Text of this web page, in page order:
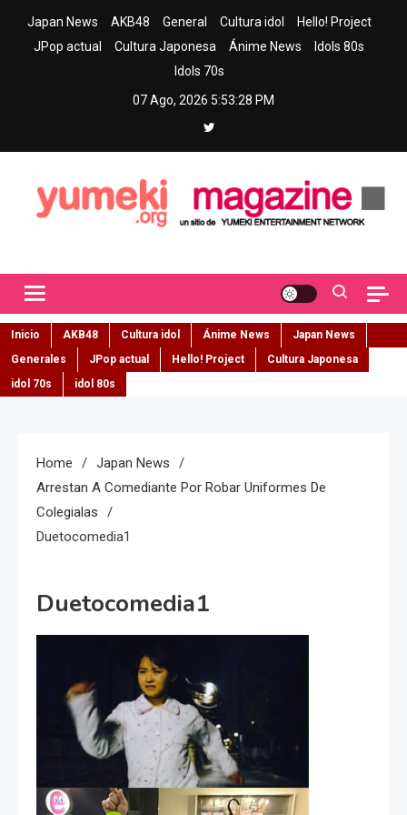
Japan News AKB48 General Cultura idol
Hello! Project
JPop actual
Cultura Japonesa Ánime News
Idols 80s
Idols 70s
07 Ago, 2026 5:53:29 PM
Inicio AKB48 Cultura idol Ánime News
Japan News
Generales
JPop actual Hello! Project
Cultura Japonesa
idol 70s
idol 80s
Home
Japan News
Arrestan A Comediante Por Robar Uniformes De
Colegialas
Duetocomedia1
Duetocomedia1